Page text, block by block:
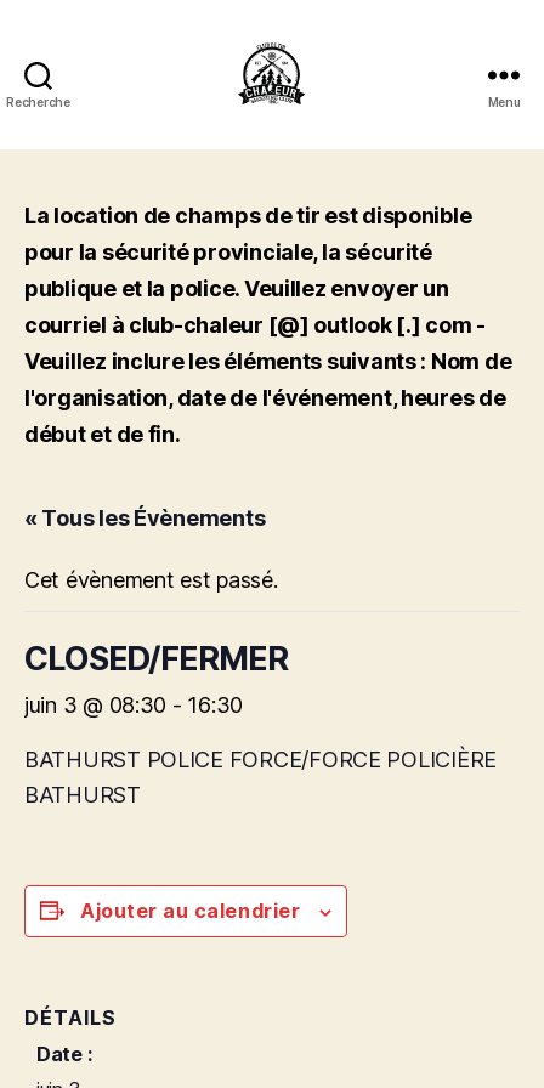
Recherche
de
Chaleur
Shooting
Club
Inc.
Menu
La location de champs de tir est disponible
pour la sécurité provinciale, la sécurité
publique et la police. Veuillez envoyer un
courriel à club-chaleur [@] outlook [.] com -
Veuillez inclure les éléments suivants : Nom de
l'organisation, date de l'événement, heures de
début et de fin.
« Tous les Évènements
Cet évènement est passé.
CLOSED/FERMER
juin 3 @ 08:30 - 16:30
BATHURST POLICE FORCE/FORCE POLICIÈRE
BATHURST
Ajouter au calendrier
DÉTAILS
Date :